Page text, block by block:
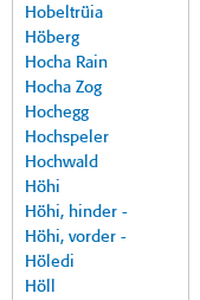
Hobeltrüia
Höberg
Hocha Rain
Hocha Zog
Hochegg
Hochspeler
Hochwald
Höhi
Höhi, hinder -
Höhi, vorder -
Höledi
Höll